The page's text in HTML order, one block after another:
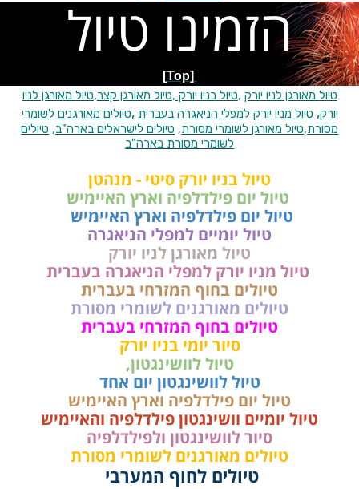
הזמינו טיול
[Top]
טיול יום פילדלפיה וארץ האיימיש
טיול יום פילדלפיה וארץ האיימיש
טיול בניו יורק סיטי - מנהטן
טיול מניו יורק למפלי הניאגרה בעברית
טיול מאורגן לניו יורק
טיול יומיים למפלי הניאגרה
טיולים בחוף המזרחי בעברית
טיולים מאורגנים לשומרי מסורת
טיולים בחוף המזרחי בעברית
טיול יום פילדלפיה וארץ האיימיש
טיול לוושינגטון יום אחד
טיול לוושינגטון,
טיולים מאורגנים לשומרי מסורת
סיור לוושינגטון ולפילדלפיה
טיול יומיים וושינגטון פילדלפיה והאיימיש
סיור יומי בניו יורק
טיולים לחוף המערבי
טיול מאורגן לניו יורק ,טיול בניו יורק ,טיול מאורגן קצר,טיול מאורגן לניו
יורק, טיול מניו יורק למפלי הניאגרה בעברית ,טיולים מאורגנים לשומרי
מסורת,טיול מאורגן לשומרי מסורת, טיולים לישראלים בארה"ב, טיולים
לשומרי מסורת בארה"ב